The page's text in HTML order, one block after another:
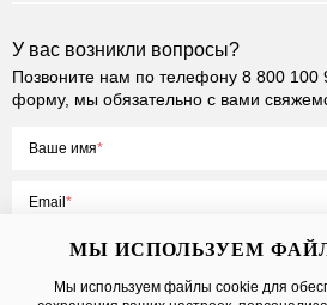
У вас возникли вопросы?
Позвоните нам по телефону 8 800 100
форму, мы обязательно с вами
Ваше имя
Email
МЫ ИСПОЛЬЗУЕМ
Мы используем файлы cookie для